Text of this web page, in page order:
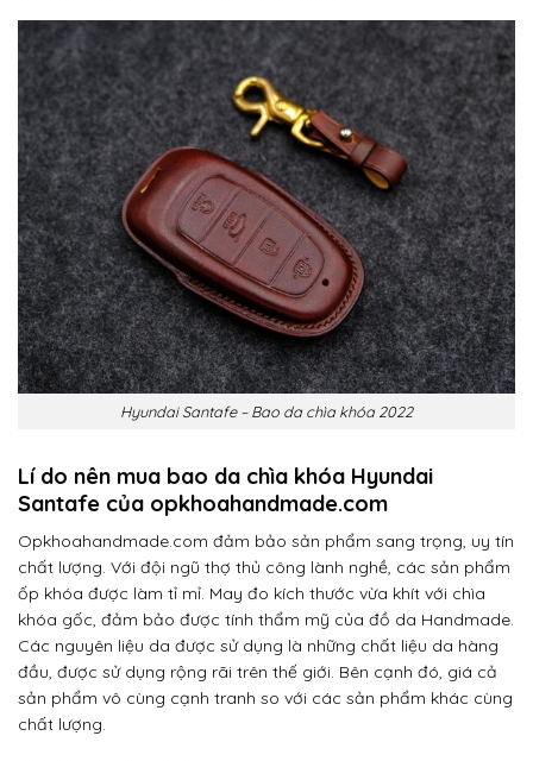
Hyundai Santafe – Bao da chìa khóa 2022
Lí do nên mua bao da chìa khóa Hyundai
Santafe của opkhoahandmade.com
Opkhoahandmade.com đảm bảo sản phẩm sang trọng, uy tín
chất lượng. Với đội ngũ thợ thủ công lành nghề, các sản phẩm
ốp khóa được làm tỉ mỉ. May đo kích thước vừa khít với chìa
khóa gốc, đảm bảo được tính thẩm mỹ của đồ da Handmade.
Các nguyên liệu da được sử dụng là những chất liệu da hàng
đầu, được sử dụng rộng rãi trên thế giới. Bên cạnh đó, giá cả
sản phẩm vô cùng cạnh tranh so với các sản phẩm khác cùng
chất lượng.